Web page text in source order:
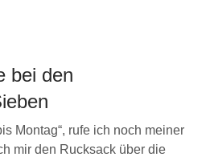
bei den
Montag“, rufe ich noch meiner
mir den Rucksack über die